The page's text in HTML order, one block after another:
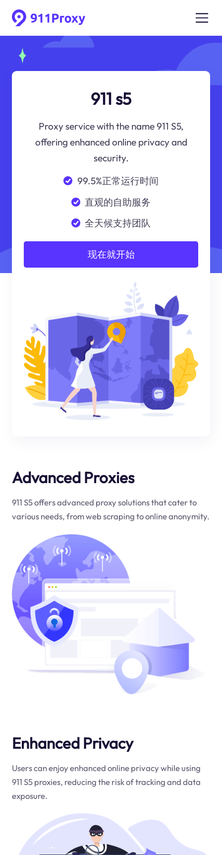
911 s5
Proxy service with the name 911 S5,
offering enhanced online privacy and
security.
99.5%正常运行时间
直观的自助服务
全天候支持团队
现在就开始
Advanced Proxies
911 S5 offers advanced proxy solutions that cater to
various needs, from web scraping to online anonymity.
Enhanced Privacy
Users can enjoy enhanced online privacy while using
911 S5 proxies, reducing the risk of tracking and data
exposure.